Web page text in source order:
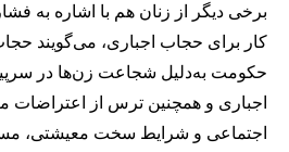
برخی دیگر از زنان هم با اشاره به
کار برای حجاب اجباری، می‌گویند
حکومت به‌دلیل شجاعت زن‌ها در
اجباری و همچنین ترس از اعتراضات
اجتماعی و شرایط سخت معیشتی،